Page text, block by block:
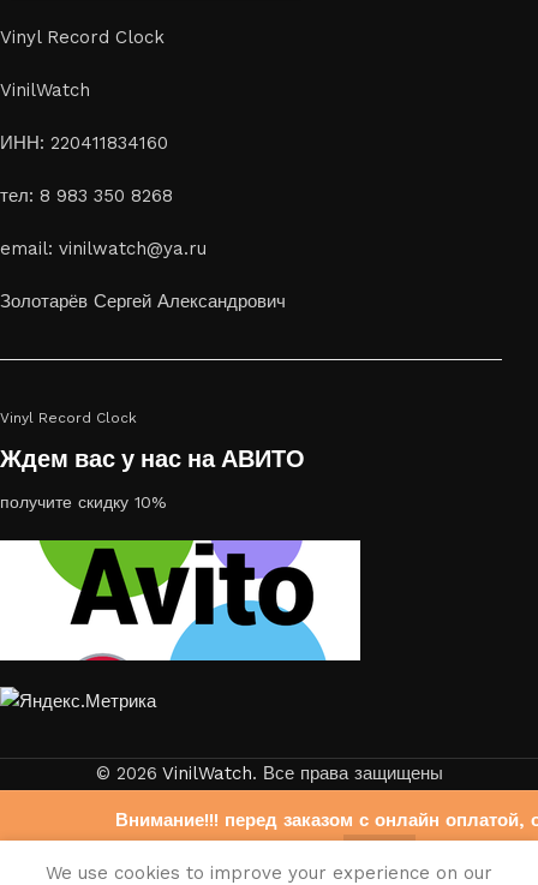
Внимание!!! перед заказом с онлайн оплатой,
https://www.avito.ru/brands/
Vinyl Record Clock
VinilWatch
ИНН: 220411834160
тел: 8 983 350 8268
email: vinilwatch@ya.ru
Золотарёв Сергей Александрович
Vinyl Record Clock
Ждем вас у нас на АВИТО
получите скидку 10%
© 2026 VinilWatch. Все права защищены
We use cookies to improve your experience on our